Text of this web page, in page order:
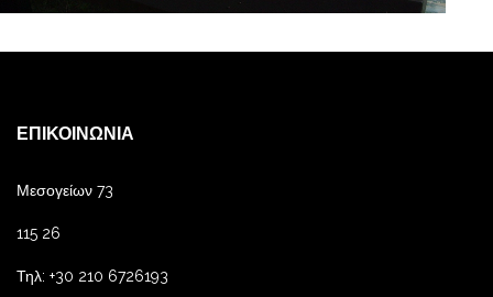
ΕΠΙΚΟΙΝΩΝΊΑ
Μεσογείων 73
115 26
Τηλ: +30 210 6726193